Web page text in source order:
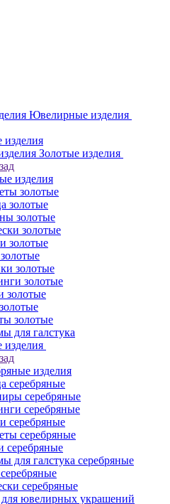
Ювелирные изделия
Золотые изделия
изделия
золотые
золотые
золотые
золотые
золотые
золотые
золотые
золотые
золотые
для галстука
изделия
изделия
серебряные
серебряные
серебряные
серебряные
серебряные
серебряные
для галстука серебряные
серебряные